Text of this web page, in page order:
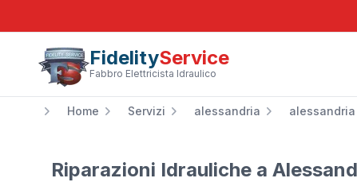
FidelityService
Fabbro Elettricista Idraulico
Home Servizi alessandria alessandria
Riparazioni Idrauliche a